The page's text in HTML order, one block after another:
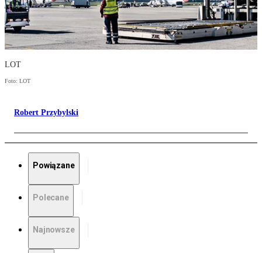
LOT
Foto: LOT
Robert Przybylski
Powiązane
Polecane
Najnowsze